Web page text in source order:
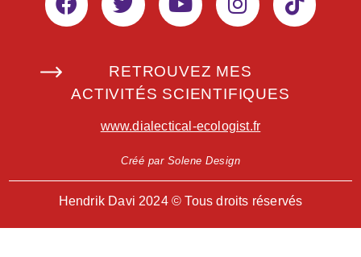
RETROUVEZ MES
ACTIVITÉS SCIENTIFIQUES
www.dialectical-ecologist.fr
Créé par Solene Design
Hendrik Davi 2024 © Tous droits réservés